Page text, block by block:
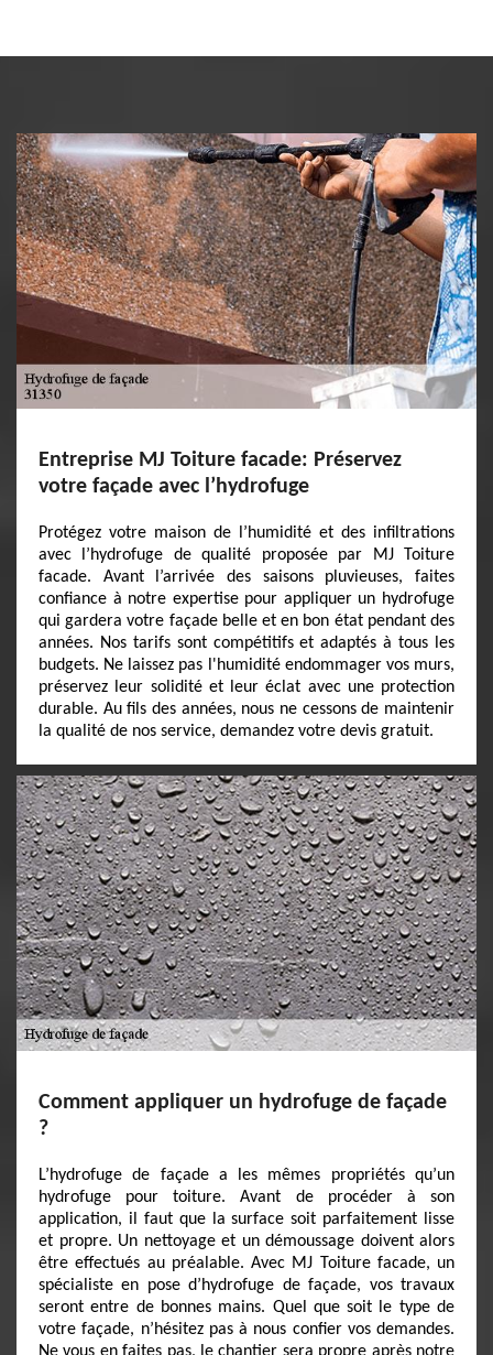
Entreprise MJ Toiture facade: Préservez
votre façade avec l’hydrofuge
Protégez votre maison de l’humidité et des infiltrations
avec l’hydrofuge de qualité proposée par MJ Toiture
facade. Avant l’arrivée des saisons pluvieuses, faites
confiance à notre expertise pour appliquer un hydrofuge
qui gardera votre façade belle et en bon état pendant des
années. Nos tarifs sont compétitifs et adaptés à tous les
budgets. Ne laissez pas l'humidité endommager vos murs,
préservez leur solidité et leur éclat avec une protection
durable. Au fils des années, nous ne cessons de maintenir
la qualité de nos service, demandez votre devis gratuit.
Comment appliquer un hydrofuge de façade
?
L’hydrofuge de façade a les mêmes propriétés qu’un
hydrofuge pour toiture. Avant de procéder à son
application, il faut que la surface soit parfaitement lisse
et propre. Un nettoyage et un démoussage doivent alors
être effectués au préalable. Avec MJ Toiture facade, un
spécialiste en pose d’hydrofuge de façade, vos travaux
seront entre de bonnes mains. Quel que soit le type de
votre façade, n’hésitez pas à nous confier vos demandes.